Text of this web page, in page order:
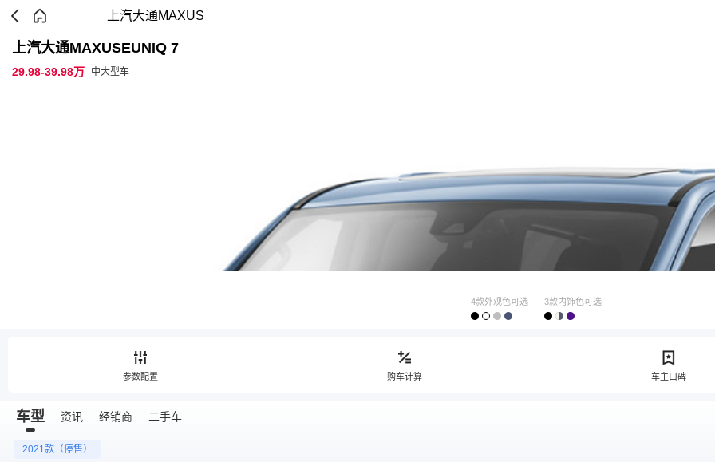
上汽大通MAXUS
上汽大通MAXUSEUNIQ 7
29.98-39.98万 中大型车
4款外观色可选 3款内饰色可选
参数配置 购车计算 车主口碑
车型 资讯 经销商 二手车
2021款（停售）